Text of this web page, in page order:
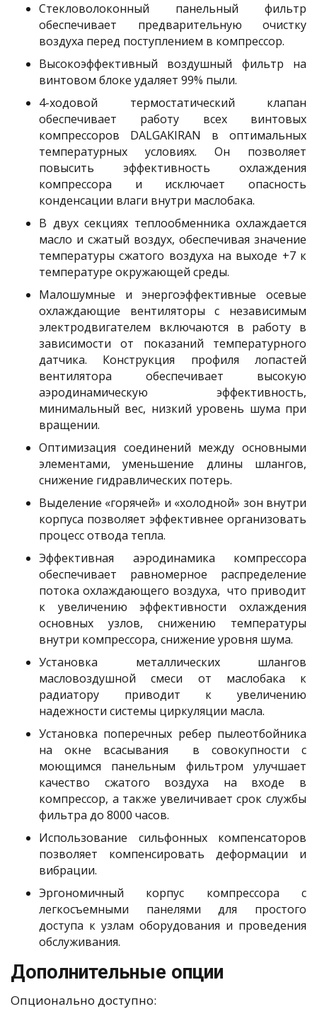
Стекловолоконный панельный фильтр
обеспечивает предварительную очистку
воздуха перед поступлением в компрессор.
Высокоэффективный воздушный фильтр на
винтовом блоке удаляет 99% пыли.
4-ходовой термостатический клапан
обеспечивает работу всех винтовых
компрессоров DALGAKIRAN в оптимальных
температурных условиях. Он позволяет
повысить эффективность охлаждения
компрессора и исключает опасность
конденсации влаги внутри маслобака.
В двух секциях теплообменника охлаждается
масло и сжатый воздух, обеспечивая значение
температуры сжатого воздуха на выходе +7 к
температуре окружающей среды.
Малошумные и энергоэффективные осевые
охлаждающие вентиляторы с независимым
электродвигателем включаются в работу в
зависимости от показаний температурного
датчика. Конструкция профиля лопастей
вентилятора обеспечивает высокую
аэродинамическую эффективность,
минимальный вес, низкий уровень шума при
вращении.
Оптимизация соединений между основными
элементами, уменьшение длины шлангов,
снижение гидравлических потерь.
Выделение «горячей» и «холодной» зон внутри
корпуса позволяет эффективнее организовать
процесс отвода тепла.
Эффективная аэродинамика компрессора
обеспечивает равномерное распределение
потока охлаждающего воздуха, что приводит
к увеличению эффективности охлаждения
основных узлов, снижению температуры
внутри компрессора, снижение уровня шума.
Установка металлических шлангов
масловоздушной смеси от маслобака к
радиатору приводит к увеличению
надежности системы циркуляции масла.
Установка поперечных ребер пылеотбойника
на окне всасывания в совокупности с
моющимся панельным фильтром улучшает
качество сжатого воздуха на входе в
компрессор, а также увеличивает срок службы
фильтра до 8000 часов.
Использование сильфонных компенсаторов
позволяет компенсировать деформации и
вибрации.
Эргономичный корпус компрессора с
легкосъемными панелями для простого
доступа к узлам оборудования и проведения
обслуживания.
Дополнительные опции
Опционально доступно: